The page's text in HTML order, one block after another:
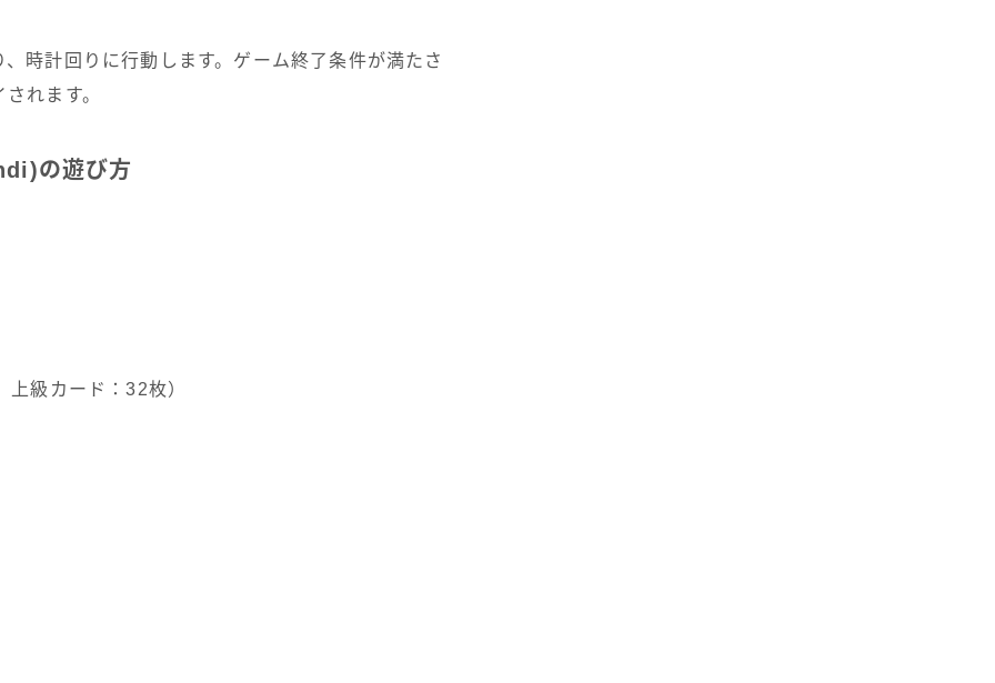
時計回りに行動します。ゲーム終了条件が満たさ
れます。
の遊び方
級カード：32枚）